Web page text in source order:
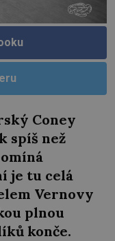
Coney
spíš než
je tu celá
Vernovy
plnou
konče.